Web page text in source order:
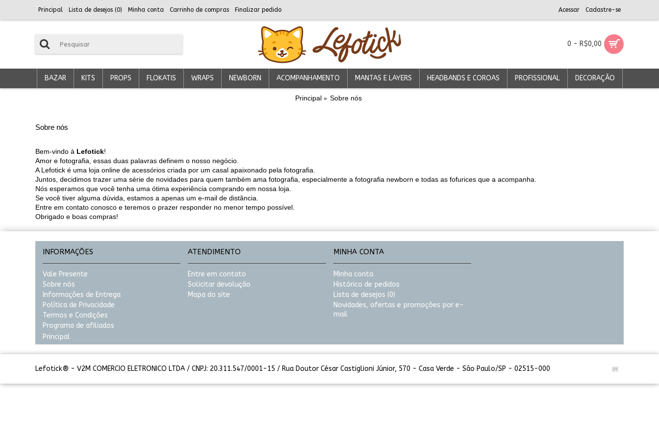
Principal Lista de desejos (0) Minha conta Carrinho de compras Finalizar pedido Acessar Cadastre-se
0 - R$0,00
BAZAR KITS PROPS FLOKATIS WRAPS NEWBORN ACOMPANHAMENTO MANTAS E LAYERS HEADBANDS E COROAS PROFISSIONAL DECORAÇÃO
Principal Sobre nós
Sobre nós
Bem-vindo à Lefotick!
Amor e fotografia, essas duas palavras definem o nosso negócio.
A Lefotick é uma loja online de acessórios criada por um casal apaixonado pela fotografia.
Juntos, decidimos trazer uma série de novidades para quem também ama fotografia, especialmente a fotografia newborn e todas as fofurices que a acompanha.
Nós esperamos que você tenha uma ótima experiência comprando em nossa loja.
Se você tiver alguma dúvida, estamos a apenas um e-mail de distância.
Entre em contato conosco e teremos o prazer responder no menor tempo possível.
Obrigado e boas compras!
INFORMAÇÕES
Vale Presente
Sobre nós
Informações de Entrega
Política de Privacidade
Termos e Condições
Programa de afiliados
Principal
ATENDIMENTO
Entre em contato
Solicitar devolução
Mapa do site
MINHA CONTA
Minha conta
Histórico de pedidos
Lista de desejos (0)
Novidades, ofertas e promoções por e-
mail
Lefotick® - V2M COMERCIO ELETRONICO LTDA / CNPJ: 20.311.547/0001-15 / Rua Doutor César Castiglioni Júnior, 570 - Casa Verde - São Paulo/SP - 02515-000